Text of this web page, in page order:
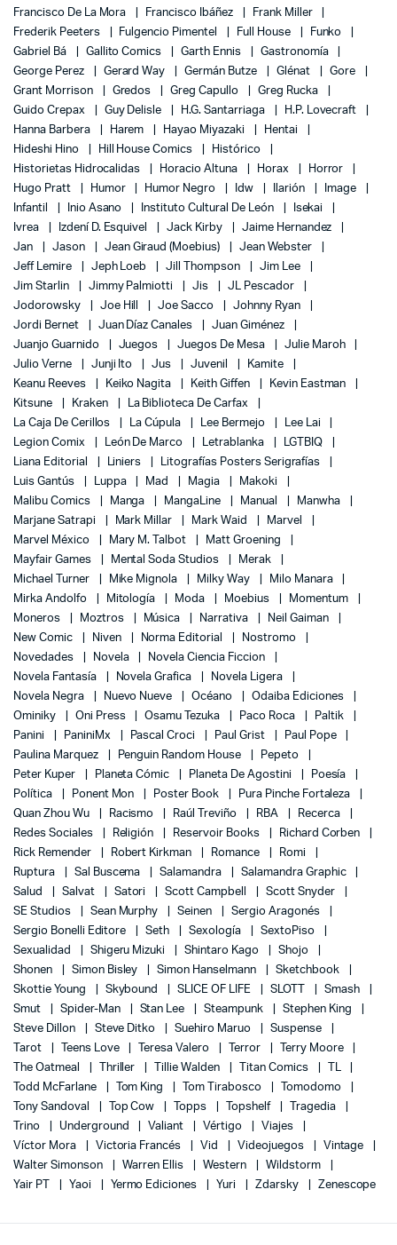
Francisco De La Mora
Francisco Ibáñez
Frank Miller
Frederik Peeters
Fulgencio Pimentel Full House
Funko
Gabriel Bá
Gallito Comics Garth Ennis
Gastronomía
George Perez
Gerard Way Germán Butze Glénat
Gore
Grant Morrison
Gredos Greg Capullo
Greg Rucka
Guido Crepax
Guy Delisle H.G. Santarriaga
H.P. Lovecraft
Hanna Barbera
Harem Hayao Miyazaki
Hentai
Hideshi Hino
Hill House Comics
Histórico
Historietas Hidrocalidas
Horacio Altuna Horax
Horror
Hugo Pratt
Humor Humor Negro Idw Ilarión
Image
Infantil
Inio Asano Instituto Cultural De León
Isekai
Ivrea
Izdení D. Esquivel Jack Kirby
Jaime Hernandez
Jan
Jason Jean Giraud (Moebius)
Jean Webster
Jeff Lemire
Jeph Loeb Jill Thompson
Jim Lee
Jim Starlin
Jimmy Palmiotti Jis
JL Pescador
Jodorowsky
Joe Hill Joe Sacco
Johnny Ryan
Jordi Bernet
Juan Díaz Canales
Juan Giménez
Juanjo Guarnido
Juegos Juegos De Mesa
Julie Maroh
Julio Verne
Junji Ito Jus Juvenil
Kamite
Keanu Reeves
Keiko Nagita Keith Giffen
Kevin Eastman
Kitsune
Kraken
La Biblioteca De Carfax
La Caja De Cerillos
La Cúpula Lee Bermejo
Lee Lai
Legion Comix
León De Marco Letrablanka
LGTBIQ
Liana Editorial
Liniers
Litografías Posters Serigrafías
Luis Gantús
Luppa Mad Magia
Makoki
Malibu Comics
Manga MangaLine Manual
Manwha
Marjane Satrapi
Mark Millar Mark Waid
Marvel
Marvel México
Mary M. Talbot
Matt Groening
Mayfair Games
Mental Soda Studios
Merak
Michael Turner
Mike Mignola Milky Way
Milo Manara
Mirka Andolfo
Mitología Moda Moebius
Momentum
Moneros
Moztros Música Narrativa
Neil Gaiman
New Comic
Niven Norma Editorial
Nostromo
Novedades
Novela
Novela Ciencia Ficcion
Novela Fantasía
Novela Grafica
Novela Ligera
Novela Negra
Nuevo Nueve Océano
Odaiba Ediciones
Ominiky
Oni Press Osamu Tezuka Paco Roca
Paltik
Panini
PaniniMx Pascal Croci Paul Grist
Paul Pope
Paulina Marquez
Penguin Random House
Pepeto
Peter Kuper
Planeta Cómic Planeta De Agostini
Poesía
Política
Ponent Mon Poster Book
Pura Pinche Fortaleza
Quan Zhou Wu
Racismo Raúl Treviño RBA
Recerca
Redes Sociales
Religión Reservoir Books
Richard Corben
Rick Remender
Robert Kirkman Romance
Romi
Ruptura
Sal Buscema Salamandra
Salamandra Graphic
Salud
Salvat Satori Scott Campbell
Scott Snyder
SE Studios
Sean Murphy Seinen
Sergio Aragonés
Sergio Bonelli Editore
Seth Sexología
SextoPiso
Sexualidad
Shigeru Mizuki Shintaro Kago
Shojo
Shonen
Simon Bisley Simon Hanselmann
Sketchbook
Skottie Young
Skybound SLICE OF LIFE SLOTT
Smash
Smut
Spider-Man Stan Lee Steampunk
Stephen King
Steve Dillon
Steve Ditko Suehiro Maruo
Suspense
Tarot
Teens Love Teresa Valero Terror
Terry Moore
The Oatmeal
Thriller Tillie Walden Titan Comics
TL
Todd McFarlane
Tom King Tom Tirabosco
Tomodomo
Tony Sandoval
Top Cow Topps Topshelf
Tragedia
Trino
Underground Valiant Vértigo
Viajes
Víctor Mora
Victoria Francés Vid Videojuegos
Vintage
Walter Simonson
Warren Ellis Western
Wildstorm
Yair PT
Yaoi Yermo Ediciones Yuri Zdarsky Zenescope